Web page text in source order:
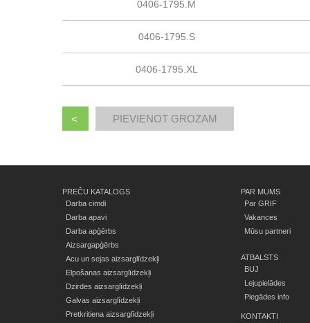
0406-1795.M
0406-1795.S
0406-1795.XL
<
PREČU KATALOGS
Darba cimdi
Darba apavi
Darba apģērbs
Aizsargapģērbs
Acu un sejas aizsarglīdzekļi
Elpošanas aizsarglīdzekļi
Dzirdes aizsarglīdzekļi
Galvas aizsarglīdzekļi
Pretkritiena aizsarglīdzekļi
PAR MUMS
Par GRIF
Vakances
Mūsu partneri
ATBALSTS
BUJ
Lejupielādes
Piegādes info
KONTAKTI